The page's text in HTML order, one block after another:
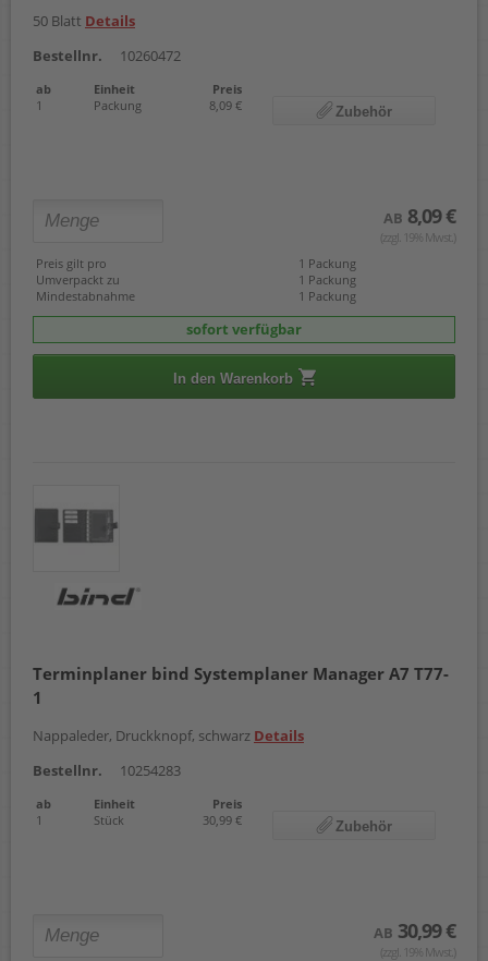
50 Blatt Details
Bestellnr.
10260472
ab Einheit
Preis
1
Packung 8,09 € Zubehör
AB 8,09 €
(zzgl. 19% Mwst.)
Preis gilt pro
1 Packung
Umverpackt zu
1 Packung
Mindestabnahme
1 Packung
sofort verfügbar
In den Warenkorb
Terminplaner bind Systemplaner Manager A7 T77-
1
Nappaleder, Druckknopf, schwarz Details
Bestellnr.
10254283
ab Einheit
Preis
1
Stück 30,99 € Zubehör
AB 30,99 €
(zzgl. 19% Mwst.)